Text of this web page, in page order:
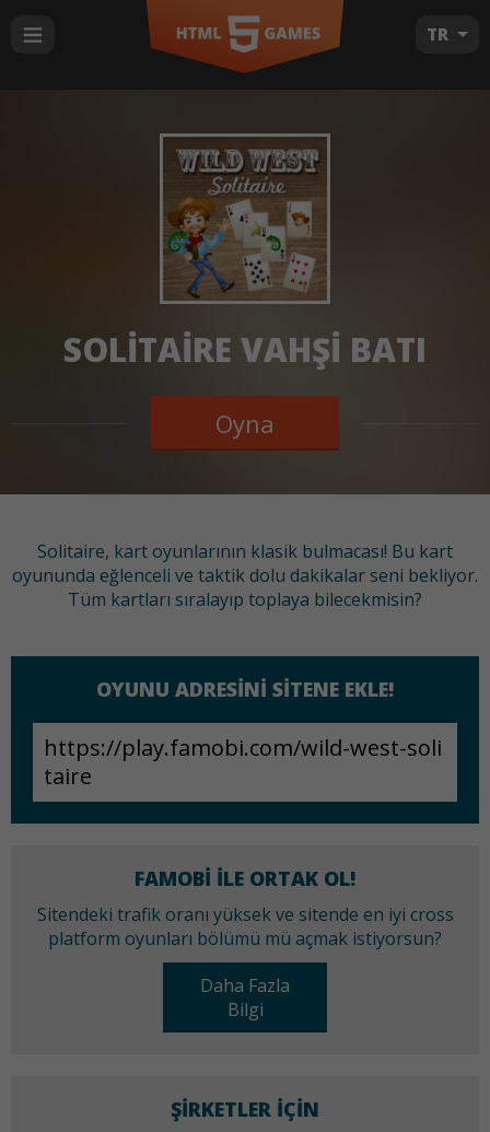
TR
SOLITAIRE VAHŞI BATI
Oyna
Solitaire, kart oyunlarının klasik bulmacası! Bu kart
oyununda eğlenceli ve taktik dolu dakikalar seni bekliyor.
Tüm kartları sıralayıp toplaya bilecekmisin?
OYUNU ADRESINI SITENE EKLE!
FAMOBI ILE ORTAK OL!
Sitendeki trafik oranı yüksek ve sitende en iyi cross
platform oyunları bölümü mü açmak istiyorsun?
Daha Fazla
Bilgi
ŞIRKETLER IÇIN